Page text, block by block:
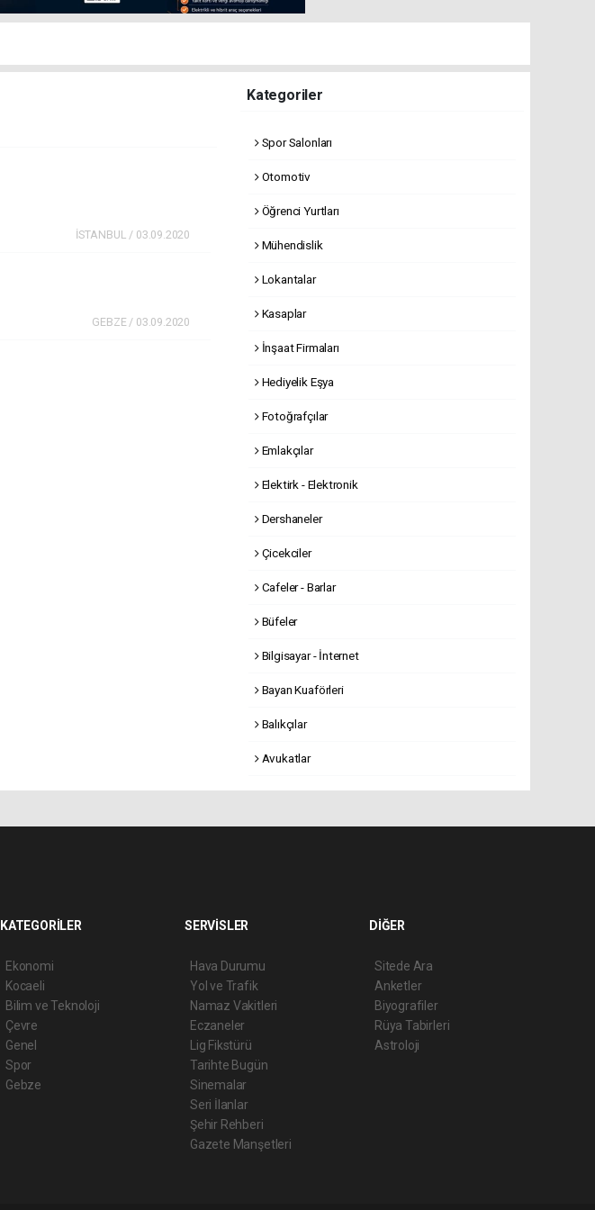
İSTANBUL / 03.09.2020
GEBZE / 03.09.2020
Kategoriler
Spor Salonları
Otomotiv
Öğrenci Yurtları
Mühendislik
Lokantalar
Kasaplar
İnşaat Firmaları
Hediyelik Eşya
Fotoğrafçılar
Emlakçılar
Elektirk - Elektronik
Dershaneler
Çicekciler
Cafeler - Barlar
Büfeler
Bilgisayar - İnternet
Bayan Kuaförleri
Balıkçılar
Avukatlar
KATEGORİLER
Ekonomi
Kocaeli
Bilim ve Teknoloji
Çevre
Genel
Spor
Gebze
SERVİSLER
Hava Durumu
Yol ve Trafik
Namaz Vakitleri
Eczaneler
Lig Fikstürü
Tarihte Bugün
Sinemalar
Seri İlanlar
Şehir Rehberi
Gazete Manşetleri
DİĞER
Sitede Ara
Anketler
Biyografiler
Rüya Tabirleri
Astroloji